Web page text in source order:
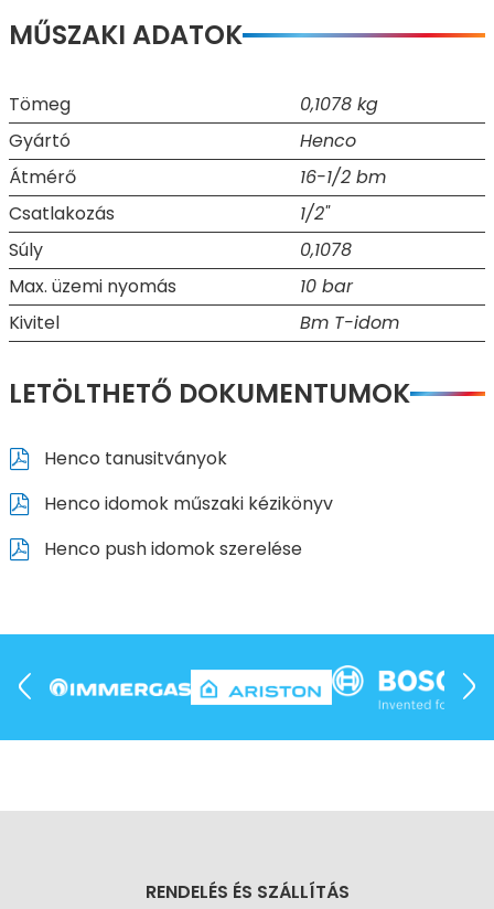
MŰSZAKI ADATOK
Tömeg
0,1078 kg
Gyártó
Henco
Átmérő
16-1/2 bm
Csatlakozás
1/2"
Súly
0,1078
Max. üzemi nyomás
10 bar
Kivitel
Bm T-idom
LETÖLTHETŐ DOKUMENTUMOK
Henco tanusitványok
Henco idomok műszaki kézikönyv
Henco push idomok szerelése
RENDELÉS ÉS SZÁLLÍTÁS